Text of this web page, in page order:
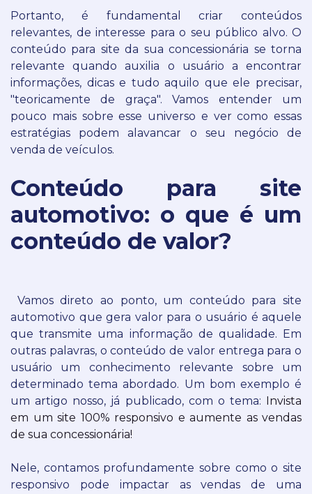
Portanto, é fundamental criar conteúdos
relevantes, de interesse para o seu público alvo. O
conteúdo para site da sua concessionária se torna
relevante quando auxilia o usuário a encontrar
informações, dicas e tudo aquilo que ele precisar,
"teoricamente de graça".
Vamos entender um
pouco mais sobre esse universo e ver como essas
estratégias podem alavancar o seu negócio de
venda de veículos.
Conteúdo para site
automotivo: o que é um
conteúdo de valor?
Vamos direto ao ponto, um conteúdo para site
automotivo que gera valor para o usuário é aquele
que transmite uma informação de qualidade. Em
outras palavras, o conteúdo de valor entrega para o
usuário um conhecimento relevante sobre um
determinado tema abordado. Um bom exemplo é
um artigo nosso, já publicado, com o tema: Invista
em um site 100% responsivo e aumente as vendas
de sua concessionária!
Nele, contamos profundamente sobre como o site
responsivo pode impactar as vendas de uma